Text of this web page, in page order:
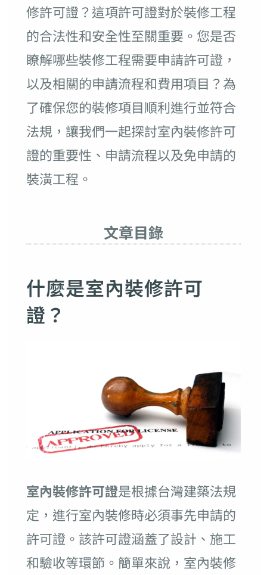
修許可證？這項許可證對於裝修工程
的合法性和安全性至關重要。您是否
瞭解哪些裝修工程需要申請許可證，
以及相關的申請流程和費用項目？為
了確保您的裝修項目順利進行並符合
法規，讓我們一起探討室內裝修許可
證的重要性、申請流程以及免申請的
裝潢工程。
文章目錄
什麼是室內裝修許可
證？
室內裝修許可證是根據台灣建築法規
定，進行室內裝修時必須事先申請的
許可證。該許可證涵蓋了設計、施工
和驗收等環節。簡單來說，室內裝修